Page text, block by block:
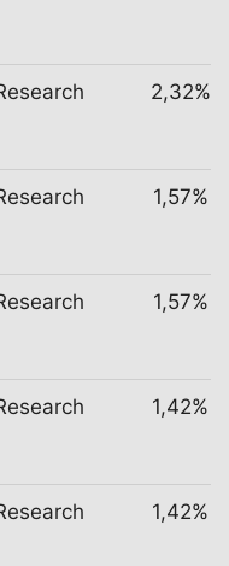
2,32%
1,57%
1,57%
1,42%
1,42%